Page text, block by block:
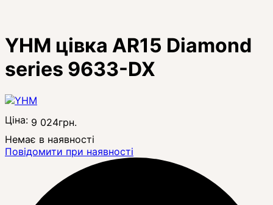
YHM цівка AR15 Diamond
series 9633-DX
Ціна: 9 024грн.
Немає в наявності
Повідомити при наявності